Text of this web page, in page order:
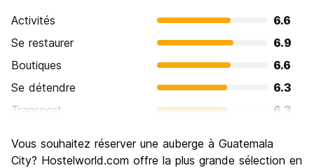
Activités
6.6
Se restaurer
6.9
Boutiques
6.6
Se détendre
6.3
Transport
6.3
Culture
7.3
Vous souhaitez réserver une auberge à Guatemala
City? Hostelworld.com offre la plus grande sélection en